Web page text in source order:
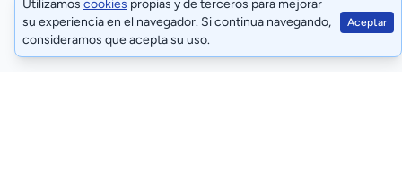
Utilizamos cookies propias y de terceros para mejorar
su experiencia en el navegador. Si continua navegando,
consideramos que acepta su uso.
Aceptar